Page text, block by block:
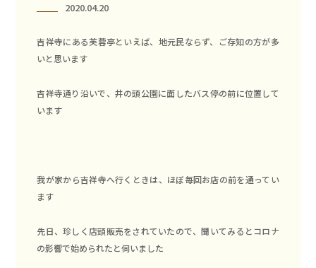
2020.04.20
吉祥寺にある芙蓉亭といえば、地元民ならず、ご存知の方が多
いと思います
吉祥寺通り沿いで、井の頭公園に面したバス停の前に位置して
います
我が家から吉祥寺へ行くときは、ほぼ毎回お店の前を通ってい
ます
先日、珍しく店頭販売をされていたので、聞いてみるとコロナ
の影響で始められたと伺いました